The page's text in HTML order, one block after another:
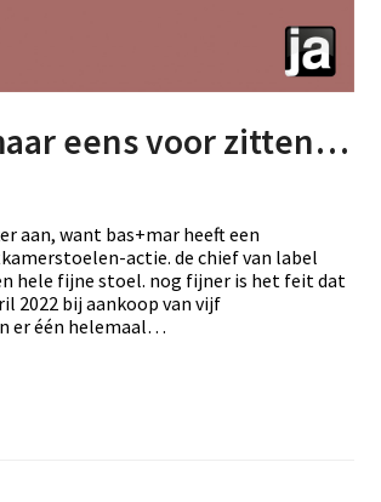
eens voor zitten…
aan, want bas+mar heeft een
actie. de chief van label
hele fijne stoel. nog fijner is het feit dat
2022 bij aankoop van vijf
er één helemaal…